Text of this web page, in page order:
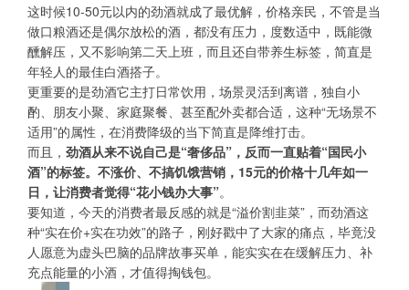
这时候10-50元以内的劲酒就成了最优解，价格亲民，不管是当
做口粮酒还是偶尔放松的酒，都没有压力，度数适中，既能微
醺解压，又不影响第二天上班，而且还自带养生标签，简直是
年轻人的最佳白酒搭子。
更重要的是劲酒它主打日常饮用，场景灵活到离谱，独自小
酌、朋友小聚、家庭聚餐、甚至配外卖都合适，这种“无场景不
适用”的属性，在消费降级的当下简直是降维打击。
而且， 劲酒从来不说自己是“奢侈品”，反而一直贴着“国民小
酒”的标签。不涨价、不搞饥饿营销，15元的价格十几年如一
日，让消费者觉得“花小钱办大事”。
要知道，今天的消费者最反感的就是“溢价割韭菜”，而劲酒这
种“实在价+实在功效”的路子，刚好戳中了大家的痛点，毕竟没
人愿意为虚头巴脑的品牌故事买单，能实实在在缓解压力、补
充点能量的小酒，才值得掏钱包。